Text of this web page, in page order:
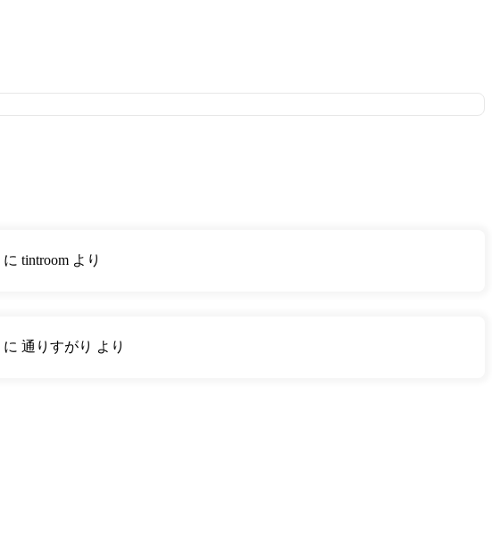
に tintroom より
に 通りすがり より